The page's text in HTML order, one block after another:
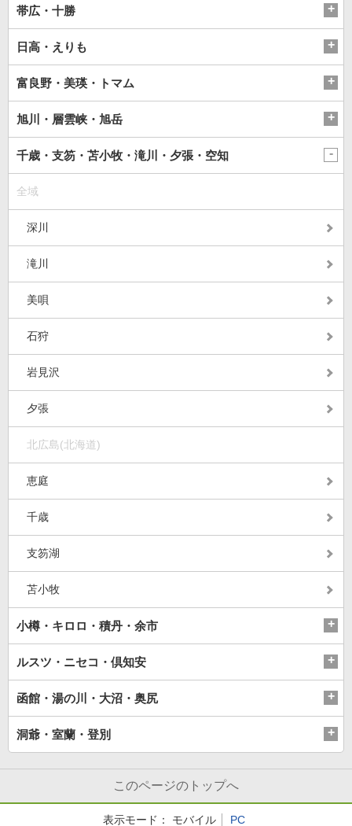
帯広・十勝
日高・えりも
富良野・美瑛・トマム
旭川・層雲峡・旭岳
千歳・支笏・苫小牧・滝川・夕張・空知
全域
深川
滝川
美唄
石狩
岩見沢
夕張
北広島(北海道)
恵庭
千歳
支笏湖
苫小牧
小樽・キロロ・積丹・余市
ルスツ・ニセコ・倶知安
函館・湯の川・大沼・奥尻
洞爺・室蘭・登別
このページのトップへ
表示モード： モバイル PC